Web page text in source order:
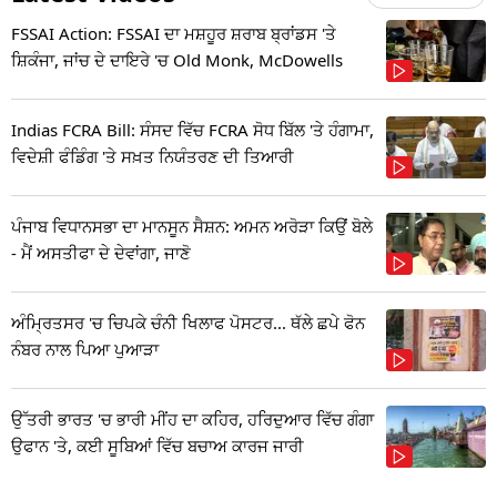
FSSAI Action: FSSAI ਦਾ ਮਸ਼ਹੂਰ ਸ਼ਰਾਬ ਬ੍ਰਾਂਡਸ 'ਤੇ
ਸ਼ਿਕੰਜਾ, ਜਾਂਚ ਦੇ ਦਾਇਰੇ 'ਚ Old Monk, McDowells
Indias FCRA Bill: ਸੰਸਦ ਵਿੱਚ FCRA ਸੋਧ ਬਿੱਲ 'ਤੇ ਹੰਗਾਮਾ,
ਵਿਦੇਸ਼ੀ ਫੰਡਿੰਗ 'ਤੇ ਸਖ਼ਤ ਨਿਯੰਤਰਣ ਦੀ ਤਿਆਰੀ
ਪੰਜਾਬ ਵਿਧਾਨਸਭਾ ਦਾ ਮਾਨਸੂਨ ਸੈਸ਼ਨ: ਅਮਨ ਅਰੋੜਾ ਕਿਉਂ ਬੋਲੇ
- ਮੈਂ ਅਸਤੀਫਾ ਦੇ ਦੇਵਾਂਗਾ, ਜਾਣੋ
ਅੰਮ੍ਰਿਤਸਰ 'ਚ ਚਿਪਕੇ ਚੰਨੀ ਖਿਲਾਫ ਪੋਸਟਰ... ਥੱਲੇ ਛਪੇ ਫੋਨ
ਨੰਬਰ ਨਾਲ ਪਿਆ ਪੁਆੜਾ
ਉੱਤਰੀ ਭਾਰਤ 'ਚ ਭਾਰੀ ਮੀਂਹ ਦਾ ਕਹਿਰ, ਹਰਿਦੁਆਰ ਵਿੱਚ ਗੰਗਾ
ਉਫਾਨ 'ਤੇ, ਕਈ ਸੂਬਿਆਂ ਵਿੱਚ ਬਚਾਅ ਕਾਰਜ ਜਾਰੀ